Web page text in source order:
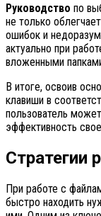
Руководство по
не только
ошибок и
актуально при
вложенными
В итоге, освоив
клавиши в
пользователь
эффективность
Стратегии
При работе с
быстро находить